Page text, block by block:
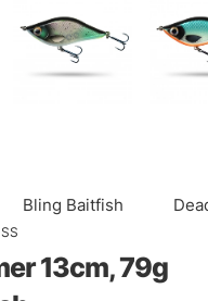
Bling Baitfish
13cm, 79g